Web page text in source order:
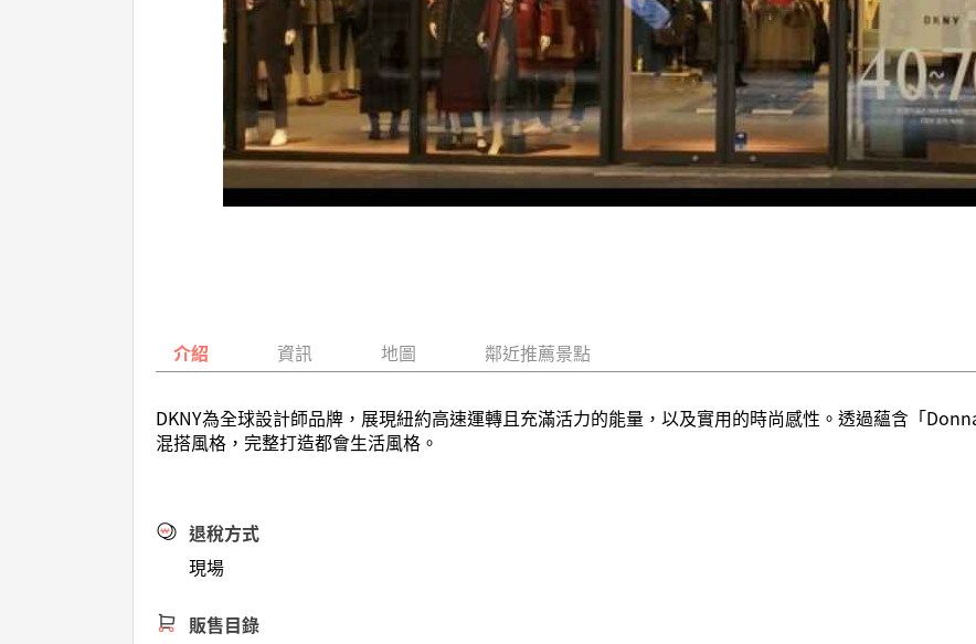
介紹 資訊 地圖 鄰近推薦景點
DKNY為全球設計師品牌，展現紐約高速運轉且充滿活力的能量，以及實用的時尚感性。透過蘊含「
混搭風格，完整打造都會生活風格。
退稅方式
現場
販售目錄